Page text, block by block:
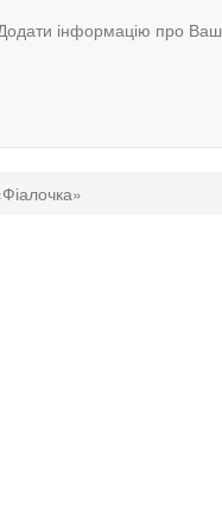
інформацію про